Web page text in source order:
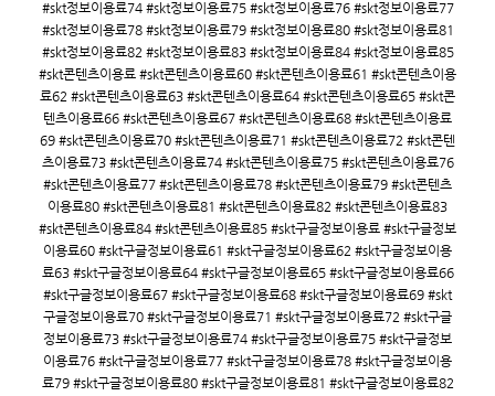
#skt정보이용료74 #skt정보이용료75 #skt정보이용료76 #skt정보이용료77
#skt정보이용료78 #skt정보이용료79 #skt정보이용료80 #skt정보이용료81
#skt정보이용료82 #skt정보이용료83 #skt정보이용료84 #skt정보이용료85
#skt콘텐츠이용료 #skt콘텐츠이용료60 #skt콘텐츠이용료61 #skt콘텐츠이용
료62 #skt콘텐츠이용료63 #skt콘텐츠이용료64 #skt콘텐츠이용료65 #skt콘
텐츠이용료66 #skt콘텐츠이용료67 #skt콘텐츠이용료68 #skt콘텐츠이용료
69 #skt콘텐츠이용료70 #skt콘텐츠이용료71 #skt콘텐츠이용료72 #skt콘텐
츠이용료73 #skt콘텐츠이용료74 #skt콘텐츠이용료75 #skt콘텐츠이용료76
#skt콘텐츠이용료77 #skt콘텐츠이용료78 #skt콘텐츠이용료79 #skt콘텐츠
이용료80 #skt콘텐츠이용료81 #skt콘텐츠이용료82 #skt콘텐츠이용료83
#skt콘텐츠이용료84 #skt콘텐츠이용료85 #skt구글정보이용료 #skt구글정보
이용료60 #skt구글정보이용료61 #skt구글정보이용료62 #skt구글정보이용
료63 #skt구글정보이용료64 #skt구글정보이용료65 #skt구글정보이용료66
#skt구글정보이용료67 #skt구글정보이용료68 #skt구글정보이용료69 #skt
구글정보이용료70 #skt구글정보이용료71 #skt구글정보이용료72 #skt구글
정보이용료73 #skt구글정보이용료74 #skt구글정보이용료75 #skt구글정보
이용료76 #skt구글정보이용료77 #skt구글정보이용료78 #skt구글정보이용
료79 #skt구글정보이용료80 #skt구글정보이용료81 #skt구글정보이용료82